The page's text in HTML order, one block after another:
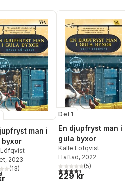
man i
byxor
, 2023
5 stjärnor. Totalt antal röster:
(13)
Del 1
En djupfryst man i
gula byxor
Kalle Löfqvist
Häftad, 2022
4,4utav 5 stjärnor.
(5)
229 kr